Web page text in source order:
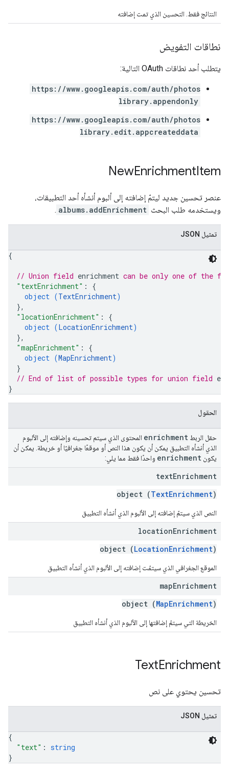
النتائج فقط. التحسين الذي تمت إضافته
نطاقات التفويض
يتطلب أحد نطاقات OAuth التالية:
https://www.googleapis.com/auth/photos
library.appendonly
https://www.googleapis.com/auth/photos
library.edit.appcreateddata
NewEnrichmentItem
عنصر تحسين جديد ليتمّ إضافته إلى ألبوم أنشأه أحد التطبيقات،
ويستخدمه طلب البحث albums.addEnrichment
.
تمثيل JSON
{
// Union field enrichment can be only one of the
"textEnrichment" : {
object (TextEnrichment)
},
"locationEnrichment" : {
object (LocationEnrichment)
},
"mapEnrichment" : {
object (MapEnrichment)
}
// End of list of possible types for union field
}
الحقول
حقل الربط enrichment المحتوى الذي سيتم تحسينه وإضافته إلى الألبوم
الذي أنشأه التطبيق يمكن أن يكون هذا النص أو موقعًا جغرافيًا أو خريطة. يمكن أن
يكون enrichment واحدًا فقط مما يلي:
textEnrichment
object (TextEnrichment)
النص الذي سيتمّ إضافته إلى الألبوم الذي أنشأه التطبيق
locationEnrichment
object (LocationEnrichment)
الموقع الجغرافي الذي سيتمّت إضافته إلى الألبوم الذي أنشأه التطبيق
mapEnrichment
object (MapEnrichment)
الخريطة التي سيتمّ إضافتها إلى الألبوم الذي أنشأه التطبيق
TextEnrichment
تحسين يحتوي على نص
تمثيل JSON
{
"text" : string
}